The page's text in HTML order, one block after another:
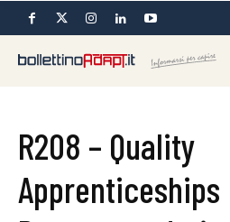
R208 – Quality
Apprenticeships